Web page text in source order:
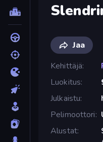
Jaa
Kehittäjä
Luokitus
Julkaistu
Pelimoottori
Alustat